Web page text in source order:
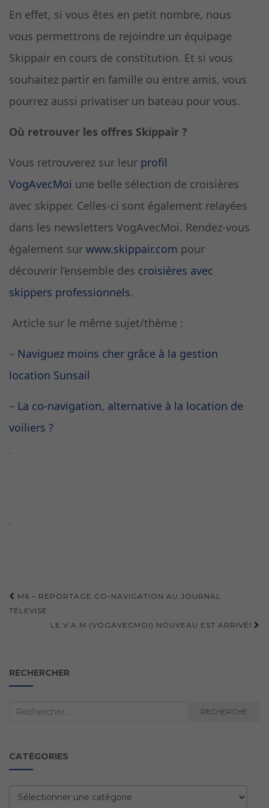
En effet, si vous êtes en petit nombre, nous
vous permettrons de rejoindre un équipage
Skippair en cours de constitution. Et si vous
souhaitez partir en famille ou entre amis, vous
pourrez aussi privatiser un bateau pour vous.
Où retrouver les offres Skippair ?
Vous retrouverez sur leur profil
VogAvecMoi une belle sélection de croisières
avec skipper. Celles-ci sont également relayées
dans les newsletters VogAvecMoi. Rendez-vous
également sur www.skippair.com pour
découvrir l’ensemble des croisières avec
skippers professionnels.
Article sur le même sujet/thème :
– Naviguez moins cher grâce à la gestion
location Sunsail
– La co-navigation, alternative à la location de
voiliers ?
`
`
Navigation
d'article
M6 – REPORTAGE CO-NAVIGATION AU JOURNAL
TÉLÉVISÉ
LE V.A.M (VOGAVECMOI) NOUVEAU EST ARRIVÉ!
RECHERCHER
Recherche
RECHERCHE
CATÉGORIES
Catégories